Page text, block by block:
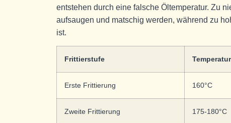
entstehen durch eine falsche Öltemperatur. Zu
aufsaugen und matschig werden, während zu
ist.
Frittierstufe Temperatur
Erste Frittierung 160°C
Zweite Frittierung 175-180°C